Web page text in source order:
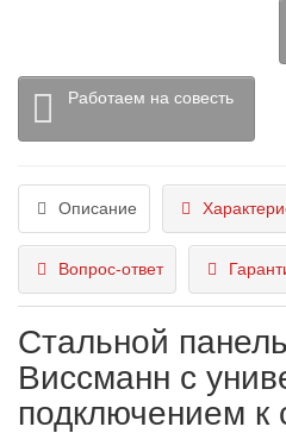
Работаем на совесть
Описание
Вопрос-ответ
Стальной
Виссманн с
подключением к